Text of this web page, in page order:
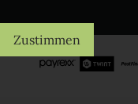
Zustimmen